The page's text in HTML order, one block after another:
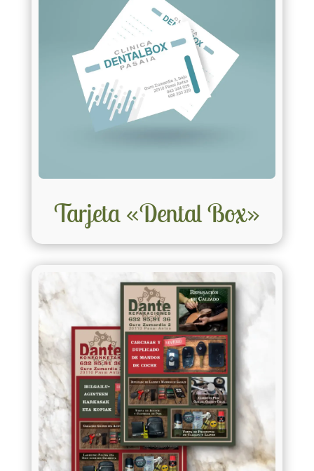
Tarjeta «Dental Box»